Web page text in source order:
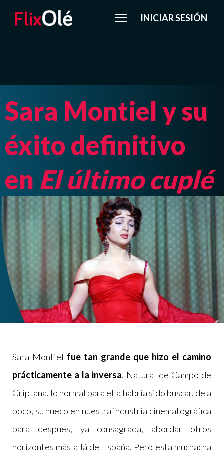
INICIAR SESIÓN
Sara Montiel y su
éxito definitivo
en El último cuplé
Sara Montiel fue tan grande que hizo el camino
prácticamente a la inversa. Natural de Campo de
Criptana, lo normal para ella habría sido buscar, de a
poco, su hueco en nuestra industria cinematográfica
para después, ya consagrada, abordar otros
horizontes más allá de España. Pero esta muchacha